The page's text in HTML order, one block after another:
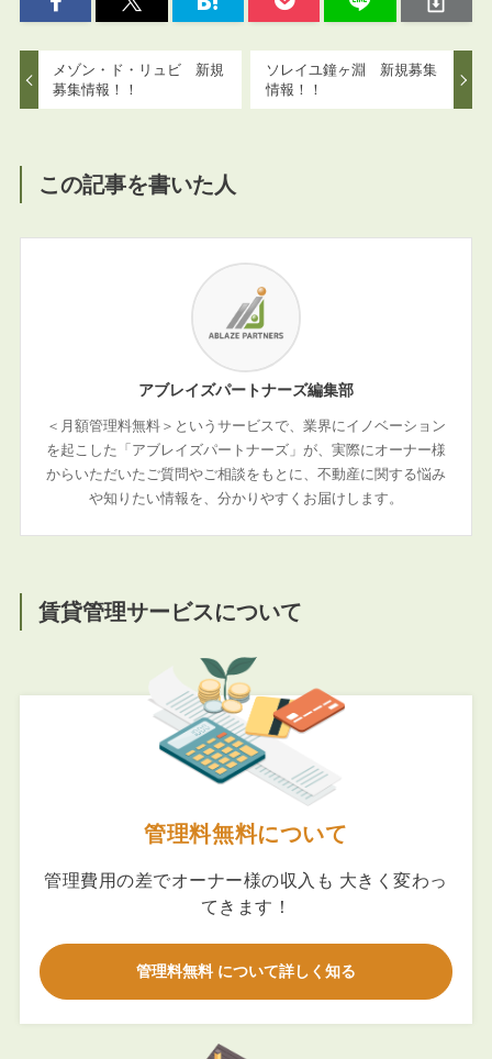
メゾン・ド・リュビ 新規
募集情報！！
ソレイユ鐘ヶ淵 新規募集
情報！！
この記事を書いた人
アブレイズパートナーズ編集部
＜月額管理料無料＞というサービスで、業界にイノベーション
を起こした「アブレイズパートナーズ」が、実際にオーナー様
からいただいたご質問やご相談をもとに、不動産に関する悩み
や知りたい情報を、分かりやすくお届けします。
賃貸管理サービスについて
管理料無料について
管理費用の差でオーナー様の収入も 大きく変わっ
てきます！
管理料無料 について詳しく知る